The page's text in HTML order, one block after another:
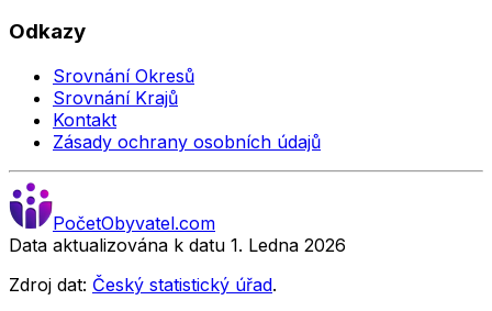
Odkazy
Srovnání Okresů
Srovnání Krajů
Kontakt
Zásady ochrany osobních údajů
PočetObyvatel.com
Data aktualizována k datu 1. Ledna 2026
Zdroj dat: Český statistický úřad.